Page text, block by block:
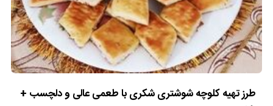
طرز تهیه کلوچه شوشتری شکری با طعمی عالی و دلچسب +